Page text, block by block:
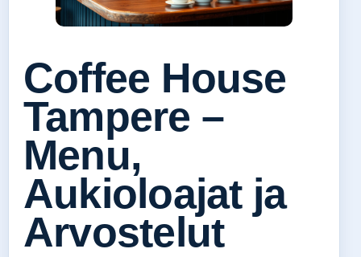
Coffee House
Tampere –
Menu,
Aukioloajat ja
Arvostelut